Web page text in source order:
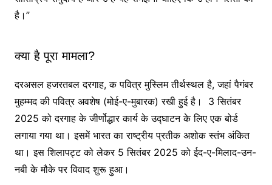
है।”
क्या है पूरा मामला?
दरअसल हजरतबल दरगाह, क पवित्र मुस्लिम तीर्थस्थल है, जहां पैगंबर
मुहम्मद की पवित्र अवशेष (मोई-ए-मुबारक) रखी हुई है। 3 सितंबर
2025 को दरगाह के जीर्णोद्धार कार्य के उद्घाटन के लिए एक बोर्ड
लगाया गया था। इसमें भारत का राष्ट्रीय प्रतीक अशोक स्तंभ अंकित
था। इस शिलापट्ट को लेकर 5 सितंबर 2025 को ईद-ए-मिलाद-उन-
नबी के मौके पर विवाद शुरू हुआ।